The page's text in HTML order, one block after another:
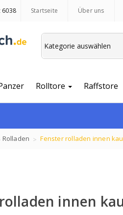
6038 Startseite Über uns
Rolltore Raffstore
Rolladen Fenster rolladen innen
innen